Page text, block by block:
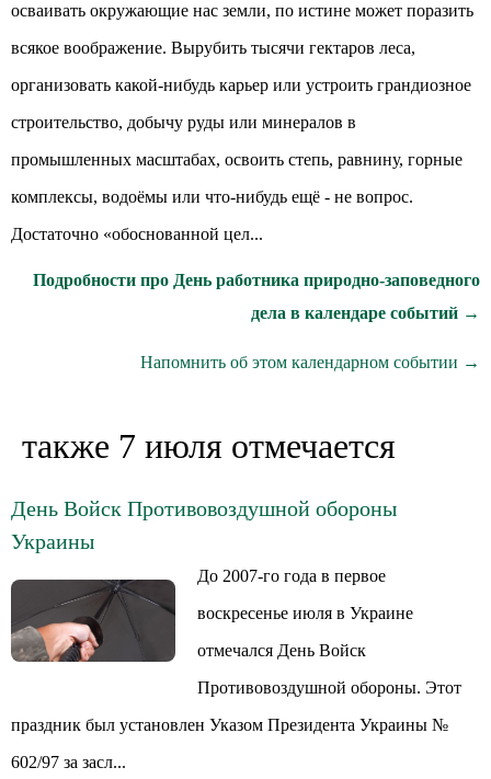
осваивать окружающие нас земли, по истине может поразить
всякое воображение. Вырубить тысячи гектаров леса,
организовать какой-нибудь карьер или устроить грандиозное
строительство, добычу руды или минералов в
промышленных масштабах, освоить степь, равнину, горные
комплексы, водоёмы или что-нибудь ещё - не вопрос.
Достаточно «обоснованной цел...
Подробности про День работника природно-заповедного
дела в календаре событий →
Напомнить об этом календарном событии →
также 7 июля отмечается
День Войск Противовоздушной обороны
Украины
До 2007-го года в первое
воскресенье июля в Украине
отмечался День Войск
Противовоздушной обороны. Этот
праздник был установлен Указом Президента Украины №
602/97 за засл...